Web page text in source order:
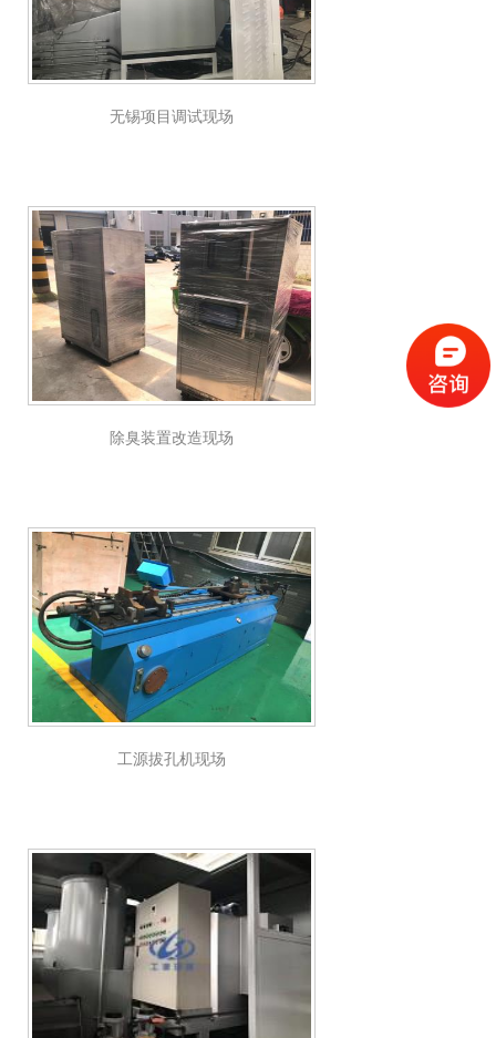
无锡项目调试现场
除臭装置改造现场
工源拔孔机现场